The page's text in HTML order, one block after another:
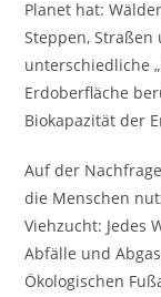
Planet hat:
Steppen,
unterschiedliche
Erdoberfläche
Biokapazität der
Auf der
die Menschen
Viehzucht: Jedes
Abfälle und
Ökologischen